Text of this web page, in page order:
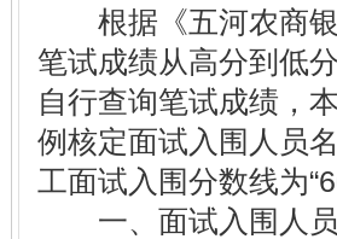
根据《五河农商银
笔试成绩从高分到低
自行查询笔试成绩，
例核定面试入围人员
工面试入围分数线为
一、面试入围人员